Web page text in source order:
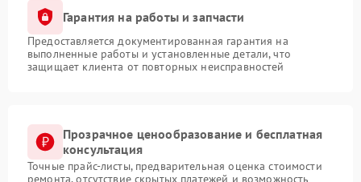
Гарантия на работы и запчасти
Предоставляется документированная гарантия на
выполненные работы и установленные детали, что
защищает клиента от повторных неисправностей
Прозрачное ценообразование и бесплатная
консультация
Точные прайс-листы, предварительная оценка стоимости
ремонта, отсутствие скрытых платежей и возможность